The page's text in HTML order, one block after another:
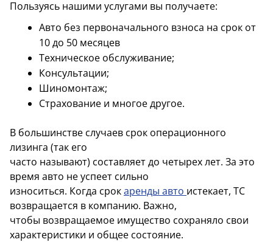
Пользуясь нашими услугами вы получаете:
Авто без первоначального взноса на срок от
10 до 50 месяцев
Техническое обслуживание;
Консультации;
Шиномонтаж;
Страхование и многое другое.
В большинстве случаев срок операционного
лизинга (так его
часто называют) составляет до четырех лет. За это
время авто не успеет сильно
износиться. Когда срокаренды авто истекает, ТС
возвращается в компанию. Важно,
чтобы возвращаемое имущество сохраняло свои
характеристики и общее состояние.